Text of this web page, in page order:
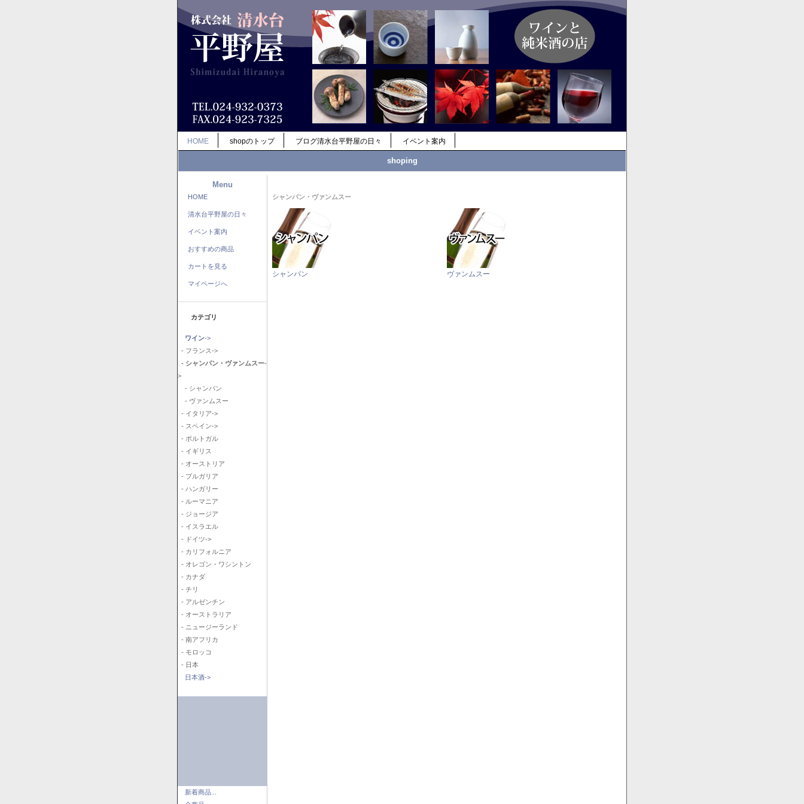
HOME shopのトップ ブログ清水台平野屋の日々 イベント案内
shoping
Menu
HOME
清水台平野屋の日々
イベント案内
おすすめの商品
カートを見る
マイページへ
カテゴリ
ワイン->
- フランス->
- シャンパン・ヴァンムスー-
>
- シャンパン
- ヴァンムスー
- イタリア->
- スペイン->
- ポルトガル
- イギリス
- オーストリア
- ブルガリア
- ハンガリー
- ルーマニア
- ジョージア
- イスラエル
- ドイツ->
- カリフォルニア
- オレゴン・ワシントン
- カナダ
- チリ
- アルゼンチン
- オーストラリア
- ニュージーランド
- 南アフリカ
- モロッコ
- 日本
日本酒->
新着商品...
シャンパン・ヴァンムスー
シャンパン ヴァンムスー